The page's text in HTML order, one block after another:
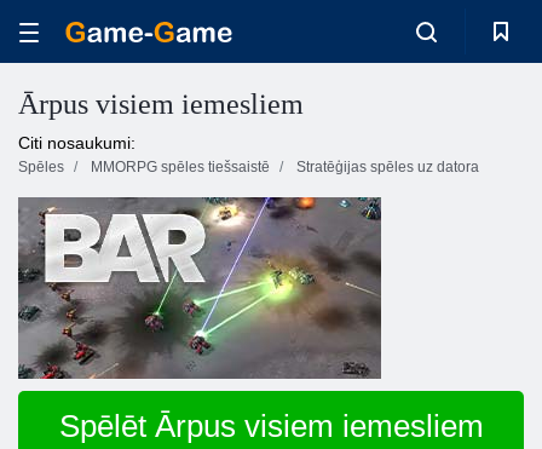
Ārpus visiem iemesliem
Citi nosaukumi:
Spēles MMORPG spēles tiešsaistē Stratēģijas spēles uz datora
Spēlēt Ārpus visiem iemesliem